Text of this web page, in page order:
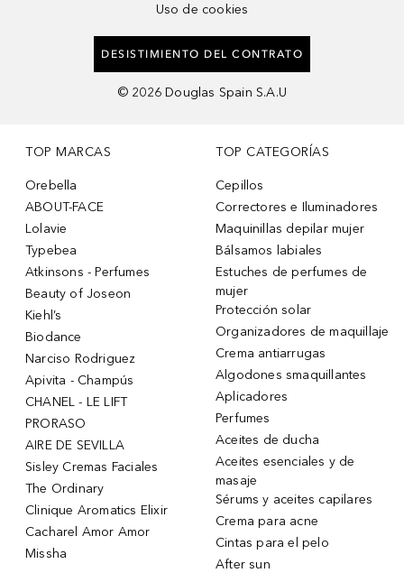
Uso de cookies
DESISTIMIENTO DEL CONTRATO
© 2026 Douglas Spain S.A.U
TOP MARCAS
Orebella
ABOUT-FACE
Lolavie
Typebea
Atkinsons - Perfumes
Beauty of Joseon
Kiehl’s
Biodance
Narciso Rodriguez
Apivita - Champús
CHANEL - LE LIFT
PRORASO
AIRE DE SEVILLA
Sisley Cremas Faciales
The Ordinary
Clinique Aromatics Elixir
Cacharel Amor Amor
Missha
TOP CATEGORÍAS
Cepillos
Correctores e Iluminadores
Maquinillas depilar mujer
Bálsamos labiales
Estuches de perfumes de
mujer
Protección solar
Organizadores de maquillaje
Crema antiarrugas
Algodones smaquillantes
Aplicadores
Perfumes
Aceites de ducha
Aceites esenciales y de
masaje
Sérums y aceites capilares
Crema para acne
Cintas para el pelo
After sun